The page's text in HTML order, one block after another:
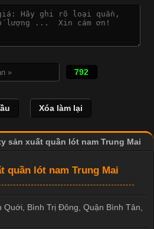
Quần Lót Nam Ưa Chuộng Vải
Cotton?
chất liệu được sử dụng rộng rãi
cũng là loại vải được nhiều công ty
chọn để tạo ra các sản phẩm chất
792
sản xuất quần lót nam Trung Mai
quần lót nam Trung Mai
Quới, Bình Trị Đông Quận Bình Tân